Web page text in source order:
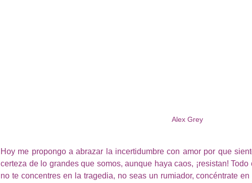
Alex Grey
Hoy me propongo a abrazar la incertidumbre con amor por que
certeza de lo grandes que somos, aunque haya caos, ¡resistan!
no te concentres en la tragedia, no seas un rumiador, concéntrate